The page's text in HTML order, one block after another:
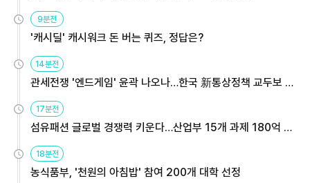
9분전
'캐시딜' 캐시워크 돈 버는 퀴즈, 정답은?
14분전
관세전쟁 '엔드게임' 윤곽 나오나…한국 新통상정책 교두보 활
용해야
17분전
섬유패션 글로벌 경쟁력 키운다…산업부 15개 과제 180억 지
원
18분전
농식품부, '천원의 아침밥' 참여 200개 대학 선정